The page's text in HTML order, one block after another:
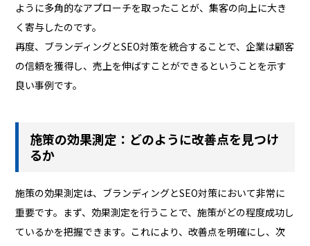
ように多角的なアプローチを取ったことが、集客の向上に大き
く寄与したのです。
再度、ブランディングとSEO対策を統合することで、企業は顧客
の信頼を獲得し、売上を伸ばすことができるということを示す
良い事例です。
施策の効果測定：どのように改善点を見つけ
るか
施策の効果測定は、ブランディングとSEO対策において非常に
重要です。まず、効果測定を行うことで、施策がどの程度成功し
ているかを把握できます。これにより、改善点を明確にし、次